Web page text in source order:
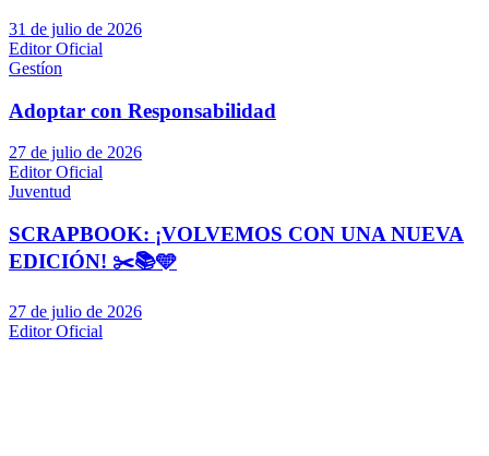
31 de julio de 2026
Editor Oficial
Gestíon
Adoptar con Responsabilidad
27 de julio de 2026
Editor Oficial
Juventud
SCRAPBOOK: ¡VOLVEMOS CON UNA NUEVA
EDICIÓN! ✂️📚🩵
27 de julio de 2026
Editor Oficial